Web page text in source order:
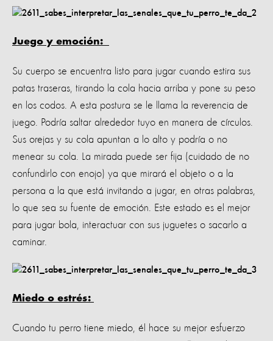
Juego y emoción:
Su cuerpo se encuentra listo para jugar cuando estira sus
patas traseras, tirando la cola hacia arriba y pone su peso
en los codos. A esta postura se le llama la reverencia de
juego. Podría saltar alrededor tuyo en manera de círculos.
Sus orejas y su cola apuntan a lo alto y podría o no
menear su cola. La mirada puede ser fija (cuidado de no
confundirlo con enojo) ya que mirará el objeto o a la
persona a la que está invitando a jugar, en otras palabras,
lo que sea su fuente de emoción. Este estado es el mejor
para jugar bola, interactuar con sus juguetes o sacarlo a
caminar.
Miedo o estrés:
Cuando tu perro tiene miedo, él hace su mejor esfuerzo